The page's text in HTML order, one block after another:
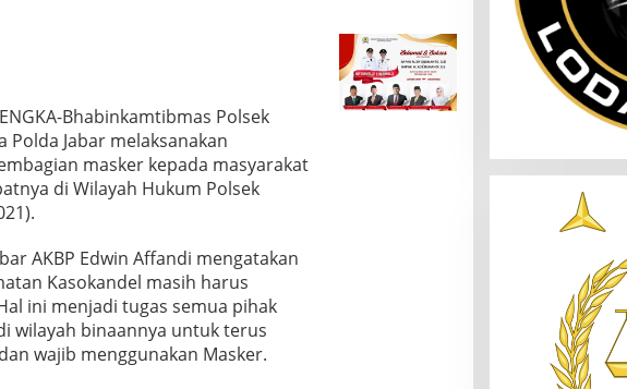
Bhabinkamtibmas Polsek
Polda Jabar melaksanakan
masker kepada masyarakat
di Wilayah Hukum Polsek
AKBP Edwin Affandi mengatakan
Kasokandel masih harus
ini menjadi tugas semua pihak
wilayah binaannya untuk terus
wajib menggunakan Masker.